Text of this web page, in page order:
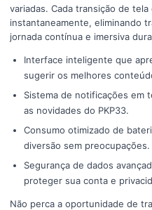
variadas. Cada transição de
instantaneamente, eliminando
jornada contínua e imersiva
Interface inteligente que
sugerir os melhores
Sistema de notificações em
as novidades do PKP33.
Consumo otimizado de
diversão sem preocupações.
Segurança de dados
proteger sua conta e
Não perca a oportunidade de